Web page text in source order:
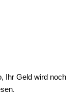
Ihr Geld wird noch